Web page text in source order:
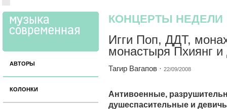
АВТОРЫ
КОЛОНКИ
КОНЦЕРТЫ НЕДЕЛИ
Игги Поп, ДДТ,
монастыря Пхиянг и
Тагир Вагапов · 22/09/2008
Антивоенные,
душеспасительные и